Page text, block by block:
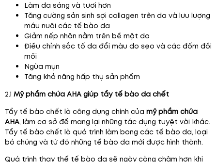
Làm da sáng và tươi hơn
Tăng cường sản sinh sợi collagen trên da và lưu lượng
máu nuôi các tế bào da
Giảm nếp nhăn nằm trên bề mặt da
Điều chỉnh sắc tố da đổi màu do sẹo và các đốm đồi
mồi
Ngừa mụn
Tăng khả năng hấp thụ sản phẩm
2.1 Mỹ phẩm chứa AHA giúp tẩy tế bào da chết
Tẩy tế bào chết là công dụng chính của mỹ phẩm chứa
AHA, làm cơ sở để mang lại những tác dụng tuyệt vời khác.
Tẩy tế bào chết là quá trình làm bong các tế bào da, loại
bỏ chúng và từ đó những tế bào da mới được hình thành.
Quá trình thay thế tế bào da sẽ ngày càng chậm hơn khi